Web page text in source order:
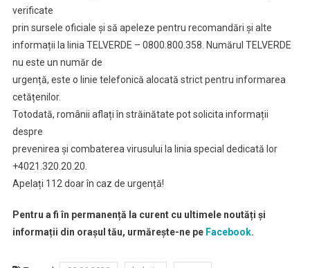
verificate
prin sursele oficiale și să apeleze pentru recomandări și alte
informații la linia TELVERDE – 0800.800.358. Numărul TELVERDE
nu este un număr de
urgență, este o linie telefonică alocată strict pentru informarea
cetățenilor.
Totodată, românii aflați în străinătate pot solicita informații
despre
prevenirea și combaterea virusului la linia special dedicată lor
+4021.320.20.20.
Apelați 112 doar în caz de urgență!
Pentru a fi în permanență la curent cu ultimele noutăți și
informații din orașul tău, urmărește-ne pe Facebook.